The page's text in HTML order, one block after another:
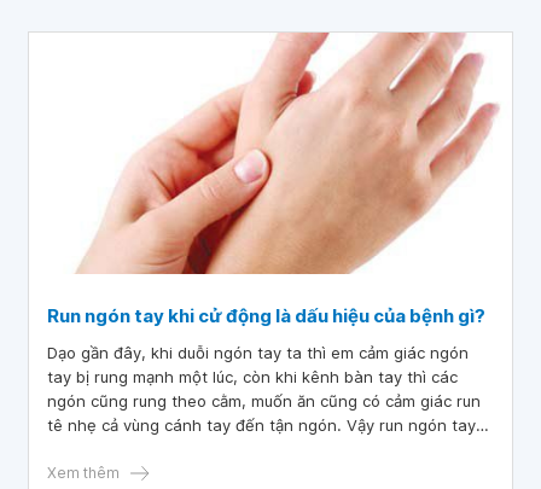
Run ngón tay khi cử động là dấu hiệu của bệnh gì?
Dạo gần đây, khi duỗi ngón tay ta thì em cảm giác ngón
tay bị rung mạnh một lúc, còn khi kênh bàn tay thì các
ngón cũng rung theo cằm, muốn ăn cũng có cảm giác run
tê nhẹ cả vùng cánh tay đến tận ngón. Vậy run ngón tay
Xem thêm